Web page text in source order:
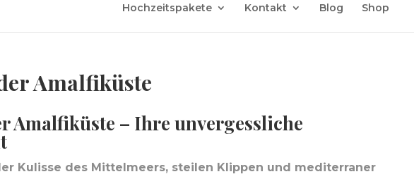
Hochzeitspakete Kontakt Blog Shop
Amalfiküste
Amalfiküste – Ihre unvergessliche
Kulisse des Mittelmeers, steilen Klippen und mediterraner